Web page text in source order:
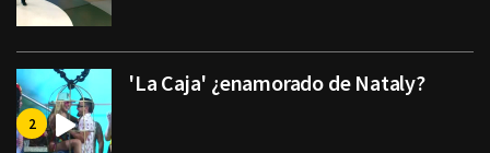
'La Caja' ¿enamorado de Nataly?